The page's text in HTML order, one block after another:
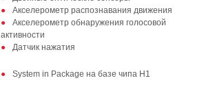
Акселерометр распознавания движения
Акселерометр обнаружения голосовой
активности
Датчик нажатия
System in Package на базе чипа H1